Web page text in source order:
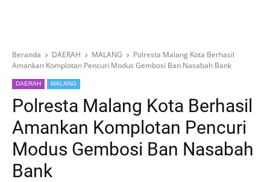
Beranda DAERAH MALANG
Polresta Malang Kota Berhasil
Amankan Komplotan Pencuri Modus Gembosi Ban Nasabah Bank
DAERAH MALANG
Polresta Malang Kota Berhasil
Amankan Komplotan Pencuri
Modus Gembosi Ban Nasabah
Bank